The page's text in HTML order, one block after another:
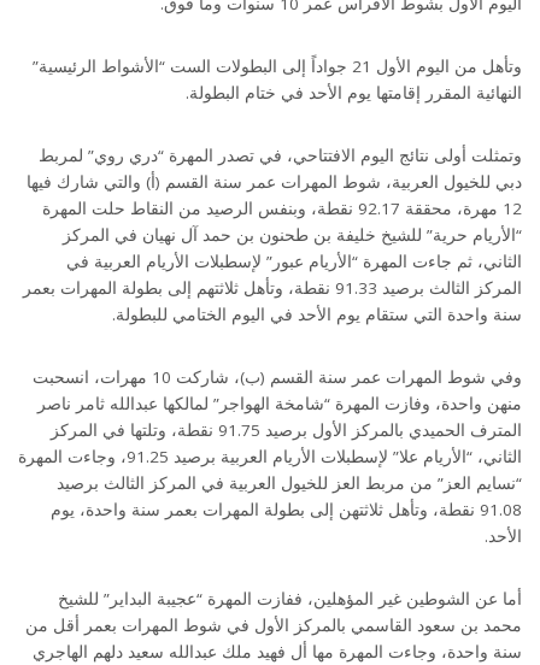
وتأهل من اليوم الأول 21 جواداً إلى البطولات الست “الأشواط الرئيسية”
النهائية المقرر إقامتها يوم الأحد في ختام البطولة.
وتمثلت أولى نتائج اليوم الافتتاحي، في تصدر المهرة “دري روي” لمربط
دبي للخيول العربية، شوط المهرات عمر سنة القسم (أ) والتي شارك فيها
12 مهرة، محققة 92.17 نقطة، وبنفس الرصيد من النقاط حلت المهرة
“الأريام حرية” للشيخ خليفة بن طحنون بن حمد آل نهيان في المركز
الثاني، ثم جاءت المهرة “الأريام عبور” لإسطبلات الأريام العربية في
المركز الثالث برصيد 91.33 نقطة، وتأهل ثلاثتهم إلى بطولة المهرات بعمر
سنة واحدة التي ستقام يوم الأحد في اليوم الختامي للبطولة.
وفي شوط المهرات عمر سنة القسم (ب)، شاركت 10 مهرات، انسحبت
منهن واحدة، وفازت المهرة “شامخة الهواجر” لمالكها عبدالله ثامر ناصر
المترف الحميدي بالمركز الأول برصيد 91.75 نقطة، وتلتها في المركز
الثاني، “الأريام علا” لإسطبلات الأريام العربية برصيد 91.25، وجاءت المهرة
“نسايم العز” من مربط العز للخيول العربية في المركز الثالث برصيد
91.08 نقطة، وتأهل ثلاثتهن إلى بطولة المهرات بعمر سنة واحدة، يوم
الأحد.
أما عن الشوطين غير المؤهلين، ففازت المهرة “عجيبة البداير” للشيخ
محمد بن سعود القاسمي بالمركز الأول في شوط المهرات بعمر أقل من
سنة واحدة، وجاءت المهرة مها أل فهيد ملك عبدالله سعيد دلهم الهاجري